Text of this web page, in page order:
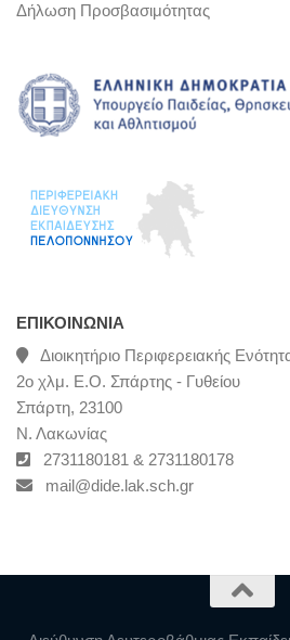
Δήλωση Προσβασιμότητας
ΕΠΙΚΟΙΝΩΝΊΑ
Διοικητήριο Περιφερειακής
2ο χλμ. Ε.Ο. Σπάρτης - Γυθείου
Σπάρτη, 23100
Ν. Λακωνίας
2731180181 & 2731180178
mail@dide.lak.sch.gr